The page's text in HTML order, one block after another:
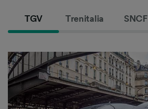
TGV Trenitalia SNCF